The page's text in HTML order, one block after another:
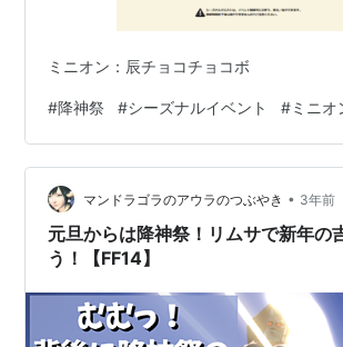
ミニオン：辰チョコチョコボ
#降神祭 #シーズナルイベント #ミニオ
マンドラゴラのアウラのつぶやき • 3年前
元旦からは降神祭！リムサで新年の
う！【FF14】